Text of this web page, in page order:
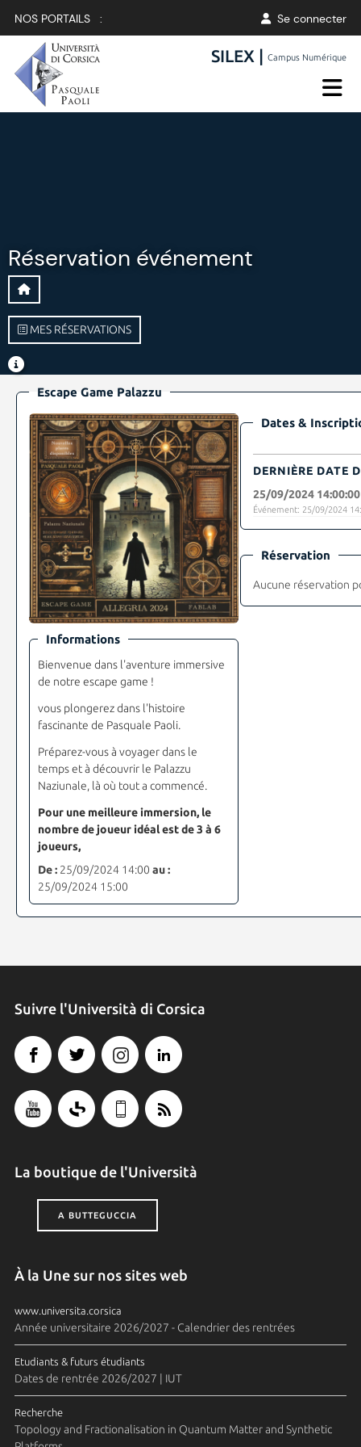
NOS PORTAILS : Se connecter
SILEX |Campus Numérique
Réservation événement
MES RÉSERVATIONS
Escape Game Palazzu
Informations
Bienvenue dans l'aventure immersive
de notre escape game !
vous plongerez dans l'histoire
fascinante de Pasquale Paoli.
Préparez-vous à voyager dans le
temps et à découvrir le Palazzu
Naziunale, là où tout a commencé.
Pour une meilleure immersion, le
nombre de joueur idéal est de 3 à 6
joueurs,
De :25/09/2024 14:00 au :
25/09/2024 15:00
Dates &
DERNIÈRE DATE
25/09/2024 14:00:00
Événement: 25/09/2024
Réservation
Aucune réservation
Suivre l'Università di Corsica
La boutique de l'Università
A BUTTEGUCCIA
À la Une sur nos sites web
www.universita.corsica
Année universitaire 2026/2027 - Calendrier des rentrées
Etudiants & futurs étudiants
Dates de rentrée 2026/2027 | IUT
Recherche
Topology and Fractionalisation in Quantum Matter and Synthetic